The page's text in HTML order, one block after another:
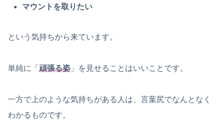
マウントを取りたい
という気持ちから来ています。
単純に「 頑張る姿 」を見せることはいいことです。
一方で上のような気持ちがある人は、言葉尻でなんとなく
わかるものです。